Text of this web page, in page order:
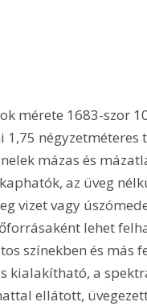
mérete 1683-szor
négyzetméteres
mázas és
az üveg
vizet vagy
lehet
színekben és más
kialakítható, a
ellátott,